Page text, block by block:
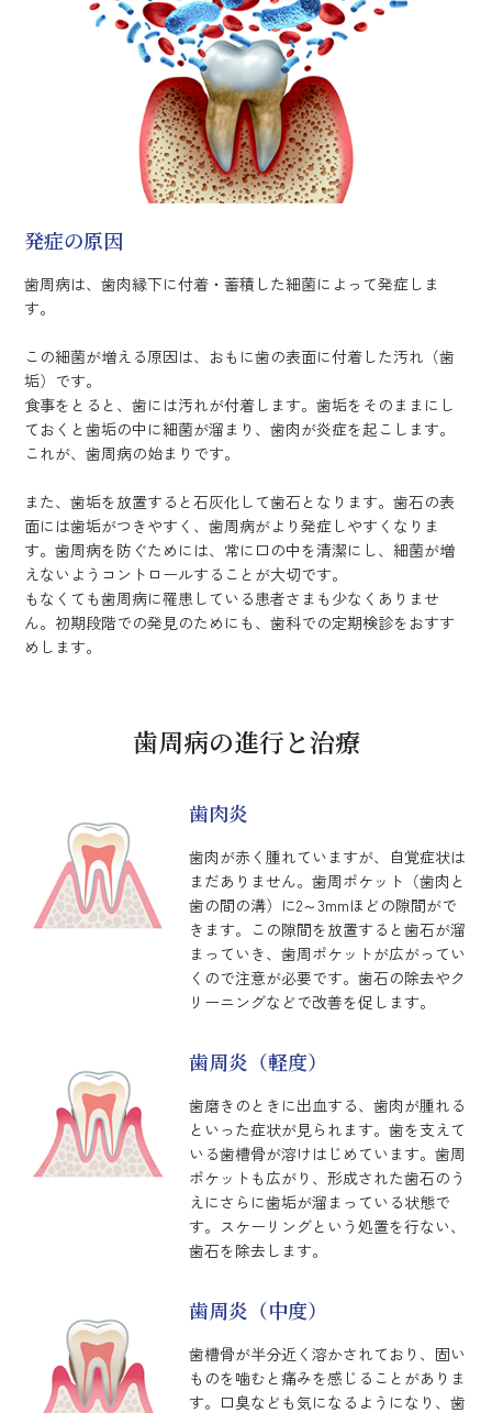
発症の原因
歯周病は、歯肉縁下に付着・蓄積した細菌によって発症しま
す。
この細菌が増える原因は、おもに歯の表面に付着した汚れ（歯
垢）です。
食事をとると、歯には汚れが付着します。歯垢をそのままにし
ておくと歯垢の中に細菌が溜まり、歯肉が炎症を起こします。
これが、歯周病の始まりです。
また、歯垢を放置すると石灰化して歯石となります。歯石の表
面には歯垢がつきやすく、歯周病がより発症しやすくなりま
す。歯周病を防ぐためには、常に口の中を清潔にし、細菌が増
えないようコントロールすることが大切です。
もなくても歯周病に罹患している患者さまも少なくありませ
ん。初期段階での発見のためにも、歯科での定期検診をおすす
めします。
歯周病の進行と治療
歯肉炎
歯肉が赤く腫れていますが、自覚症状は
まだありません。歯周ポケット（歯肉と
歯の間の溝）に2～3mmほどの隙間がで
きます。この隙間を放置すると歯石が溜
まっていき、歯周ポケットが広がってい
くので注意が必要です。歯石の除去やク
リーニングなどで改善を促します。
歯周炎（軽度）
歯磨きのときに出血する、歯肉が腫れる
といった症状が見られます。歯を支えて
いる歯槽骨が溶けはじめています。歯周
ポケットも広がり、形成された歯石のう
えにさらに歯垢が溜まっている状態で
す。スケーリングという処置を行ない、
歯石を除去します。
歯周炎（中度）
歯槽骨が半分近く溶かされており、固い
ものを噛むと痛みを感じることがありま
す。口臭なども気になるようになり、歯